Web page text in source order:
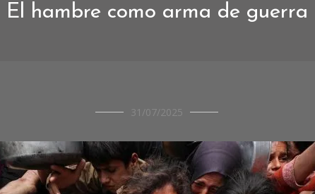
El hambre como arma de guerra
OPINIÓN
31/07/2025